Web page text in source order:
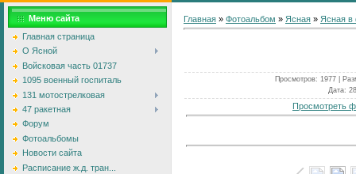
Меню сайта
Главная страница
О Ясной
Войсковая часть 01737
1095 военный госпиталь
131 мотострелковая
47 ракетная
Форум
Фотоальбомы
Новости сайта
Расписание ж.д. тран...
Главная » Фотоальбом » Ясная » Ясная в
Просмотров: 1977 |
Дата:
Просмотреть